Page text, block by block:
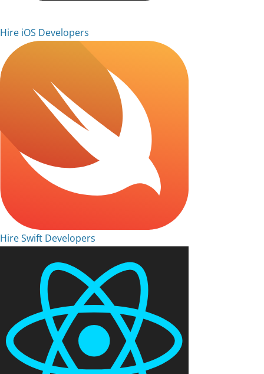
Hire iOS Developers
Hire Swift Developers